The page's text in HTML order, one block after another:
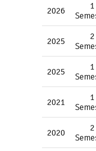
2026
1
2025
2
2025
1
2021
1
2020
2